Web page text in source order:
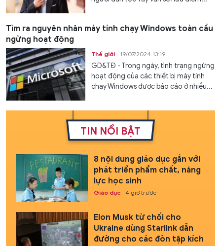
Tìm ra nguyên nhân máy tính chạy Windows toàn cầu
ngừng hoạt động
Thế giới 19/07/2024 13:19
GD&TĐ - Trong ngày, tình trạng ngừng
hoạt động của các thiết bị máy tính
chạy Windows được báo cáo ở nhiều...
TIN NỔI BẬT
8 nội dung giáo dục gắn với
phát triển phẩm chất, năng
lực học sinh
Giáo dục 4 giờ trước
Elon Musk từ chối cho
Ukraine dùng Starlink dẫn
đường cho các đòn tập kích